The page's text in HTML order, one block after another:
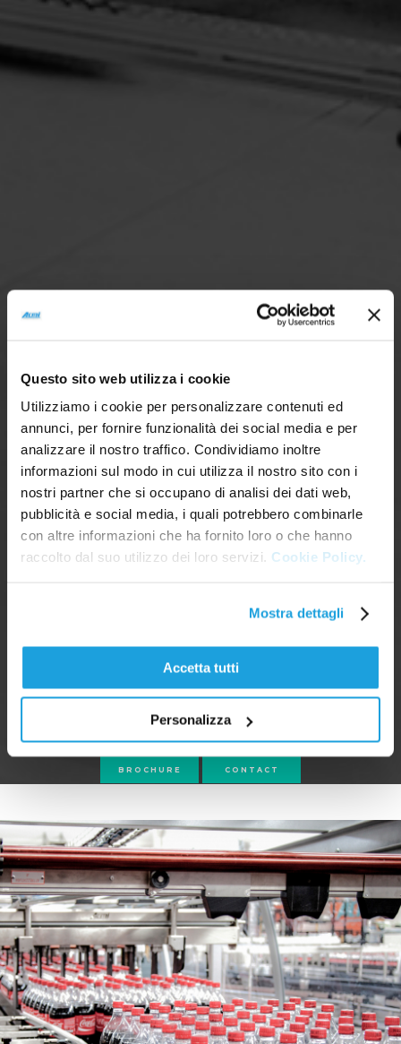
Questo sito web utilizza i cookie
Utilizziamo i cookie per personalizzare contenuti ed
annunci, per fornire funzionalità dei social media e per
analizzare il nostro traffico. Condividiamo inoltre
informazioni sul modo in cui utilizza il nostro sito con i
nostri partner che si occupano di analisi dei dati web,
pubblicità e social media, i quali potrebbero combinarle
con altre informazioni che ha fornito loro o che hanno
raccolto dal suo utilizzo dei loro servizi. Cookie Policy.
Mostra dettagli
Accetta tutti
Personalizza
BROCHURE CONTACT